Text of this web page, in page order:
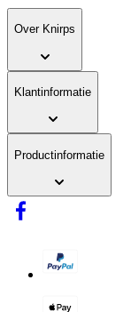
Over Knirps
Klantinformatie
Productinformatie